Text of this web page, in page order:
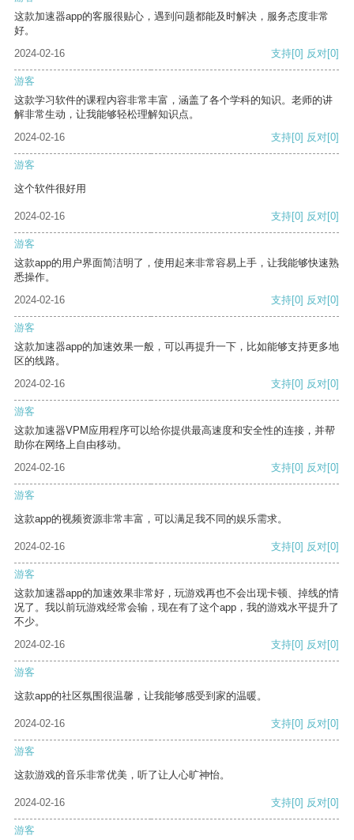
这款加速器app的客服很贴心，遇到问题都能及时解决，服务态度非常
好。
2024-02-16
支持[0] 反对[0]
游客
这款学习软件的课程内容非常丰富，涵盖了各个学科的知识。老师的讲
解非常生动，让我能够轻松理解知识点。
2024-02-16
支持[0] 反对[0]
游客
这个软件很好用
2024-02-16 支持[0] 反对[0]
游客
这款app的用户界面简洁明了，使用起来非常容易上手，让我能够快速熟
悉操作。
2024-02-16
支持[0] 反对[0]
游客
这款加速器app的加速效果一般，可以再提升一下，比如能够支持更多地
区的线路。
2024-02-16
支持[0] 反对[0]
游客
这款加速器VPM应用程序可以给你提供最高速度和安全性的连接，并帮
助你在网络上自由移动。
2024-02-16
支持[0] 反对[0]
游客
这款app的视频资源非常丰富，可以满足我不同的娱乐需求。
2024-02-16 支持[0] 反对[0]
游客
这款加速器app的加速效果非常好，玩游戏再也不会出现卡顿、掉线的情
况了。我以前玩游戏经常会输，现在有了这个app，我的游戏水平提升了
不少。
2024-02-16
支持[0] 反对[0]
游客
这款app的社区氛围很温馨，让我能够感受到家的温暖。
2024-02-16 支持[0] 反对[0]
游客
这款游戏的音乐非常优美，听了让人心旷神怡。
2024-02-16 支持[0] 反对[0]
游客